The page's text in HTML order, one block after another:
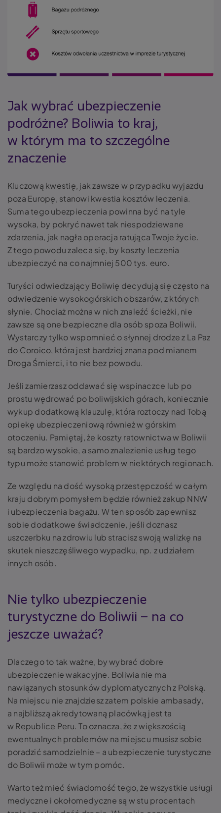
Jak wybrać ubezpieczenie
podróżne? Boliwia to kraj,
w którym ma to szczególne
znaczenie
Kluczową kwestię, jak zawsze w przypadku wyjazdu
poza Europę, stanowi kwestia kosztów leczenia.
Suma tego ubezpieczenia powinna być na tyle
wysoka, by pokryć nawet tak niespodziewane
zdarzenia, jak nagła operacja ratująca Twoje życie.
Z tego powodu zaleca się, by koszty leczenia
ubezpieczyć na co najmniej 500 tys. euro.
Turyści odwiedzający Boliwię decydują się często na
odwiedzenie wysokogórskich obszarów, z których
słynie. Chociaż można w nich znaleźć ścieżki, nie
zawsze są one bezpieczne dla osób spoza Boliwii.
Wystarczy tylko wspomnieć o słynnej drodze z La Paz
do Coroico, która jest bardziej znana pod mianem
Droga Śmierci, i to nie bez powodu.
Jeśli zamierzasz oddawać się wspinaczce lub po
prostu wędrować po boliwijskich górach, koniecznie
wykup dodatkową klauzulę, która roztoczy nad Tobą
opiekę ubezpieczeniową również w górskim
otoczeniu. Pamiętaj, że koszty ratownictwa w Boliwii
są bardzo wysokie, a samo znalezienie usług tego
typu może stanowić problem w niektórych regionach.
Ze względu na dość wysoką przestępczość w całym
kraju dobrym pomysłem będzie również zakup NNW
i ubezpieczenia bagażu. W ten sposób zapewnisz
sobie dodatkowe świadczenie, jeśli doznasz
uszczerbku na zdrowiu lub stracisz swoją walizkę na
skutek nieszczęśliwego wypadku, np. z udziałem
innych osób.
Nie tylko ubezpieczenie
turystyczne do Boliwii – na co
jeszcze uważać?
Dlaczego to tak ważne, by wybrać dobre
ubezpieczenie wakacyjne. Boliwia nie ma
nawiązanych stosunków dyplomatycznych z Polską.
Na miejscu nie znajdziesz zatem polskie ambasady,
a najbliższą akredytowaną placówką jest ta
w Republice Peru. To oznacza, że z większością
ewentualnych problemów na miejscu musisz sobie
poradzić samodzielnie – a ubezpieczenie turystyczne
do Boliwii może w tym pomóc.
Warto też mieć świadomość tego, że wszystkie usługi
medyczne i okołomedyczne są w stu procentach